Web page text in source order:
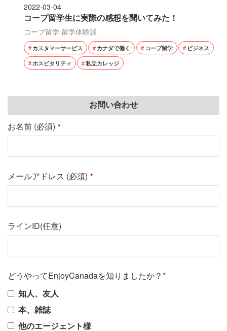
2022-03-04
コープ留学生に実際の感想を聞いてみた！
コープ留学 留学体験談
カスタマーサービス カナダで働く コープ留学
ビジネス
ホスピタリティ
私立カレッジ
お問い合わせ
お名前 (必須) *
メールアドレス (必須) *
ラインID(任意)
どうやってEnjoyCanadaを知りましたか？*
知人、友人
本、雑誌
他のエージェント様